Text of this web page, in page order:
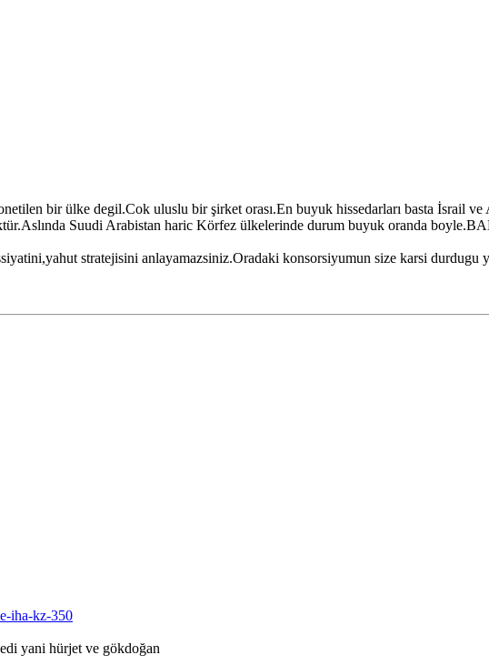
bir ülke degil.Cok uluslu bir şirket orası.En buyuk hissedarları basta İsrail
Suudi Arabistan haric Körfez ülkelerinde durum buyuk oranda
stratejisini anlayamazsiniz.Oradaki konsorsiyumun size karsi durdugu
iha-kz-350
yani hürjet ve gökdoğan